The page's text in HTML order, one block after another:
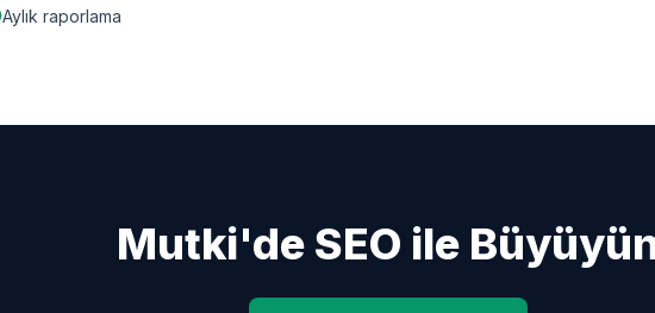
Aylık raporlama
Mutki'de SEO ile